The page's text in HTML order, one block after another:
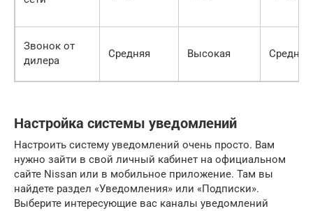
Звонок от
дилера
Средняя Высокая Среднее
Настройка системы уведомлений
Настроить систему уведомлений очень просто. Вам
нужно зайти в свой личный кабинет на официальном
сайте Nissan или в мобильное приложение. Там вы
найдете раздел «Уведомления» или «Подписки».
Выберите интересующие вас каналы уведомлений